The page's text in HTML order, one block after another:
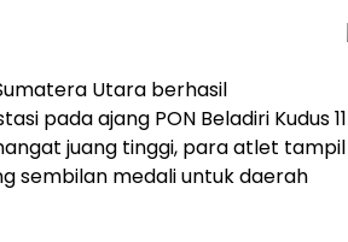
Utara berhasil
pada ajang PON Beladiri Kudus 11
juang tinggi, para atlet tampil
sembilan medali untuk daerah